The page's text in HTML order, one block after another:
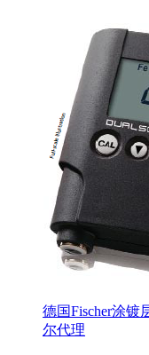
德国Fischer涂镀
尔代理